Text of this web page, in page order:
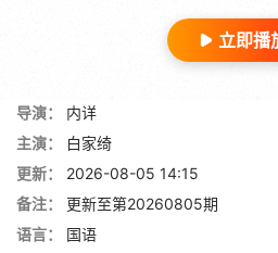
立即播
导演：
内详
主演：
白家绮
更新：
2026-08-05 14:15
备注：
更新至第20260805期
语言：
国语